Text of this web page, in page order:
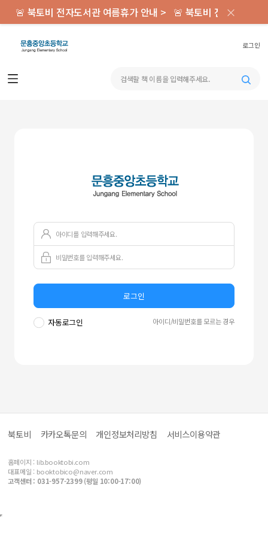
로그인
🚨 북토비 전자도서관 여름휴가 안내 > 🚨 북토비 전자도서관
×
로그인
자동로그인 아이디/비밀번호를 모르는 경우
북토비 카카오톡문의 개인정보처리방침 서비스이용약관
홈페이지 : lib.booktobi.com
대표메일 : booktobico@naver.com
고객센터 : 031-957-2399 (평일 10:00-17:00)